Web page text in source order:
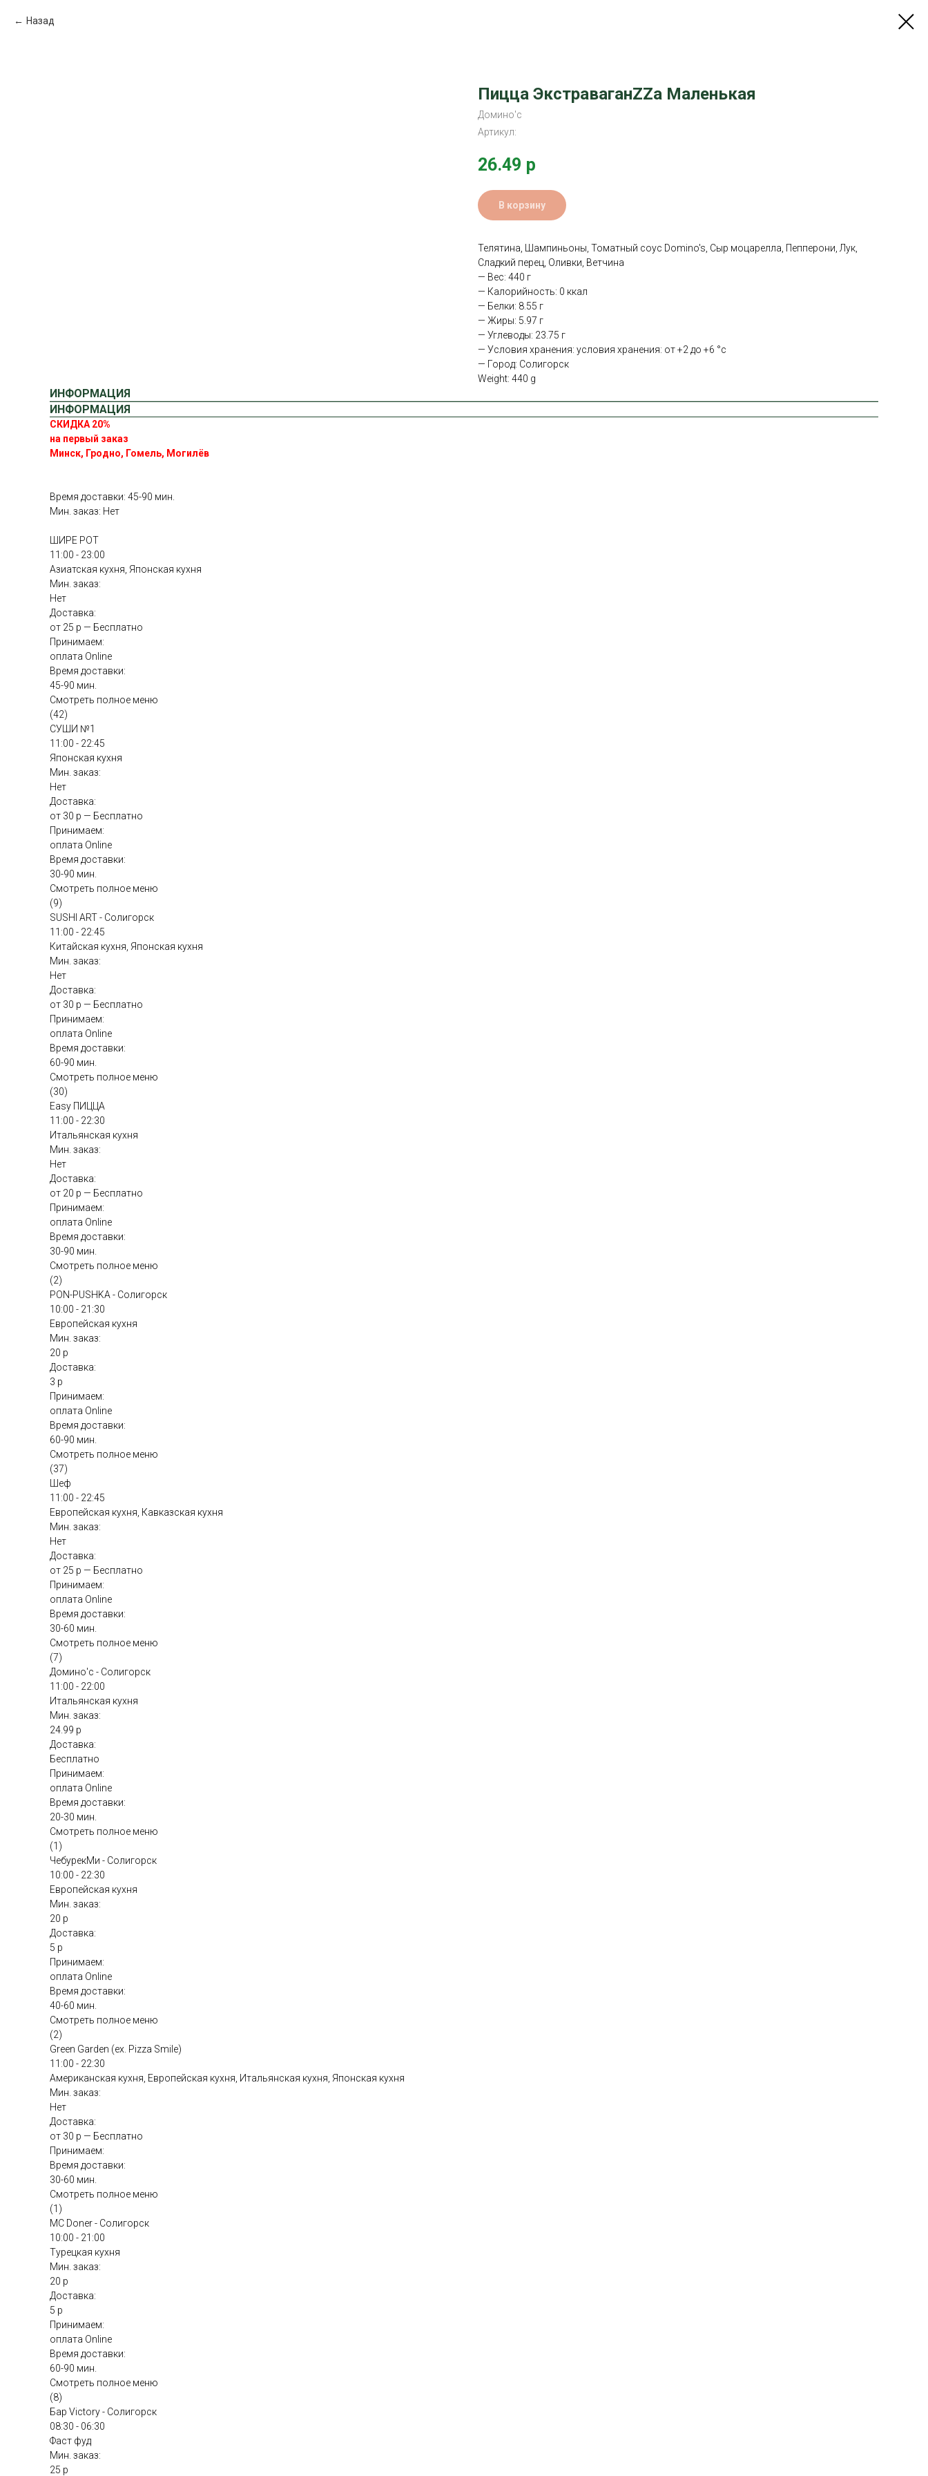
Назад
Пицца ЭкстраваганZZа Маленькая
Домино'с
Артикул:
26.49 р
В корзину
Телятина, Шампиньоны, Томатный соус Domino's, Сыр моцарелла, Пепперони, Лук,
Сладкий перец, Оливки, Ветчина
— Вес: 440 г
— Калорийность: 0 ккал
— Белки: 8.55 г
— Жиры: 5.97 г
— Углеводы: 23.75 г
— Условия хранения: условия хранения: от +2 до +6 °с
— Город: Солигорск
Weight: 440 g
ИНФОРМАЦИЯ
ИНФОРМАЦИЯ
СКИДКА 20%
на первый заказ
Минск, Гродно, Гомель, Могилёв
Время доставки: 45-90 мин.
Мин. заказ: Нет
ШИРЕ РОТ
11:00 - 23:00
Азиатская кухня, Японская кухня
Мин. заказ:
Нет
Доставка:
от 25 р — Бесплатно
Принимаем:
оплата Online
Время доставки:
45-90 мин.
Смотреть полное меню
(42)
СУШИ №1
11:00 - 22:45
Японская кухня
Мин. заказ:
Нет
Доставка:
от 30 р — Бесплатно
Принимаем:
оплата Online
Время доставки:
30-90 мин.
Смотреть полное меню
(9)
SUSHI ART - Солигорск
11:00 - 22:45
Китайская кухня, Японская кухня
Мин. заказ:
Нет
Доставка:
от 30 р — Бесплатно
Принимаем:
оплата Online
Время доставки:
60-90 мин.
Смотреть полное меню
(30)
Easy ПИЦЦА
11:00 - 22:30
Итальянская кухня
Мин. заказ:
Нет
Доставка:
от 20 р — Бесплатно
Принимаем:
оплата Online
Время доставки:
30-90 мин.
Смотреть полное меню
(2)
PON-PUSHKA - Солигорск
10:00 - 21:30
Европейская кухня
Мин. заказ:
20 р
Доставка:
3 р
Принимаем:
оплата Online
Время доставки:
60-90 мин.
Смотреть полное меню
(37)
Шеф
11:00 - 22:45
Европейская кухня, Кавказская кухня
Мин. заказ:
Нет
Доставка:
от 25 р — Бесплатно
Принимаем:
оплата Online
Время доставки:
30-60 мин.
Смотреть полное меню
(7)
Домино'с - Солигорск
11:00 - 22:00
Итальянская кухня
Мин. заказ:
24.99 р
Доставка:
Бесплатно
Принимаем:
оплата Online
Время доставки:
20-30 мин.
Смотреть полное меню
(1)
ЧебурекМи - Солигорск
10:00 - 22:30
Европейская кухня
Мин. заказ:
20 р
Доставка:
5 р
Принимаем:
оплата Online
Время доставки:
40-60 мин.
Смотреть полное меню
(2)
Green Garden (ex. Pizza Smile)
11:00 - 22:30
Американская кухня, Европейская кухня, Итальянская кухня, Японская кухня
Мин. заказ:
Нет
Доставка:
от 30 р — Бесплатно
Принимаем:
Время доставки:
30-60 мин.
Смотреть полное меню
(1)
MC Doner - Солигорск
10:00 - 21:00
Турецкая кухня
Мин. заказ:
20 р
Доставка:
5 р
Принимаем:
оплата Online
Время доставки:
60-90 мин.
Смотреть полное меню
(8)
Бар Victory - Солигорск
08:30 - 06:30
Фаст фуд
Мин. заказ:
25 р